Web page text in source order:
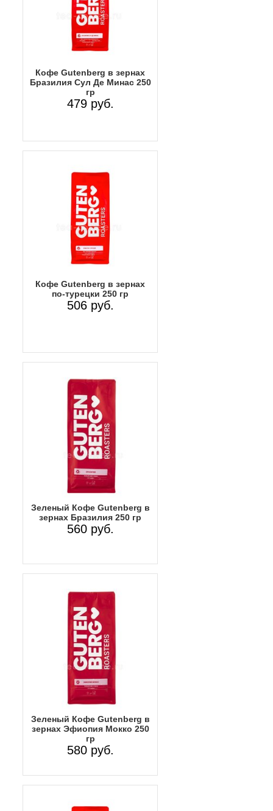
Кофе Gutenberg в зернах
Бразилия Сул Де Минас 250
гр
479 руб.
Кофе Gutenberg в зернах
по-турецки 250 гр
506 руб.
Зеленый Кофе Gutenberg в
зернах Бразилия 250 гр
560 руб.
Зеленый Кофе Gutenberg в
зернах Эфиопия Мокко 250
гр
580 руб.